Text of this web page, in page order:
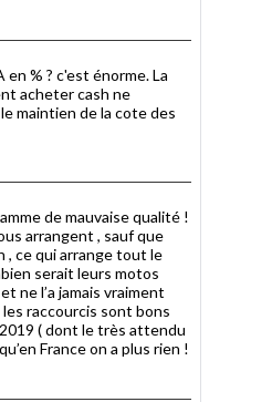
% ? c'est énorme. La
acheter cash ne
maintien de la cote des
de mauvaise qualité !
arrangent , sauf que
, ce qui arrange tout le
serait leurs motos
ne l’a jamais vraiment
raccourcis sont bons
( dont le très attendu
France on a plus rien !